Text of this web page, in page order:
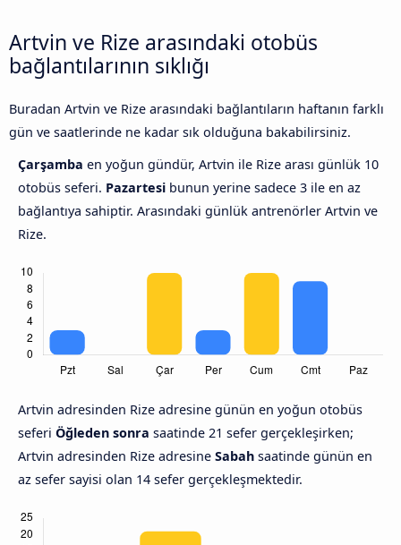
Artvin ve Rize arasındaki otobüs
bağlantılarının sıklığı
Buradan Artvin ve Rize arasındaki bağlantıların haftanın farklı
gün ve saatlerinde ne kadar sık olduğuna bakabilirsiniz.
Çarşamba en yoğun gündür, Artvin ile Rize arası günlük 10
otobüs seferi. Pazartesi bunun yerine sadece 3 ile en az
bağlantıya sahiptir. Arasındaki günlük antrenörler Artvin ve
Rize.
Artvin adresinden Rize adresine günün en yoğun otobüs
seferi Öğleden sonra saatinde 21 sefer gerçekleşirken;
Artvin adresinden Rize adresine Sabah saatinde günün en
az sefer sayisi olan 14 sefer gerçekleşmektedir.